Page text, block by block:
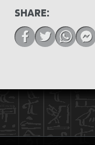
SHARE: